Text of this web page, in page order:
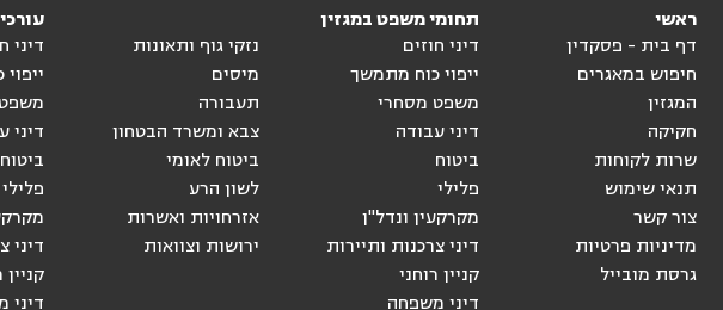
ראשי
דף בית - פסקדין
חיפוש במאגרים
המגזין
חקיקה
שרות לקוחות
תנאי שימוש
צור קשר
מדיניות פרטיות
גרסת מובייל
תחומי משפט במגזין
דיני חוזים
ייפוי כוח מתמשך
משפט מסחרי
דיני עבודה
ביטוח
פלילי
מקרקעין ונדל"ן
דיני צרכנות ותיירות
קניין רוחני
דיני משפחה
נזקי גוף ותאונות
מיסים
תעבורה
צבא ומשרד הבטחון
ביטוח לאומי
לשון הרע
אזרחויות ואשרות
ירושות וצוואות
דיני
דיני
ביטוח
פלילי
דיני
קניין
דיני